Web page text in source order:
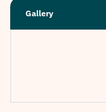
Gallery